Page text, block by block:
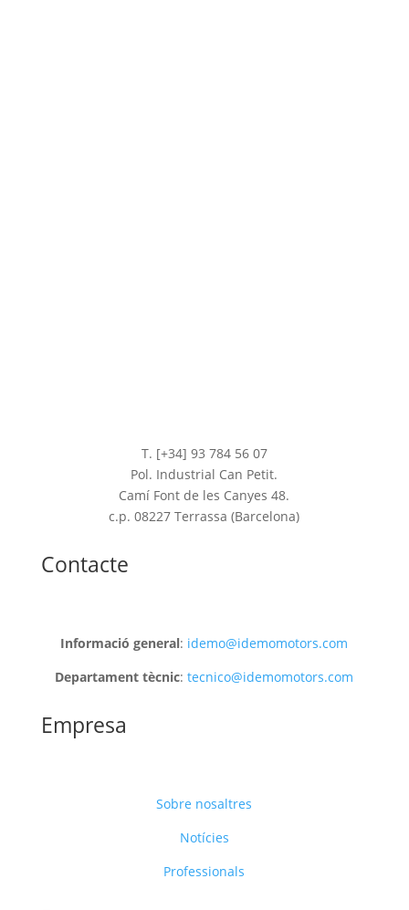
T. [+34] 93 784 56 07
Pol. Industrial Can Petit.
Camí Font de les Canyes 48.
c.p. 08227 Terrassa (Barcelona)
Contacte
Informació general: idemo@idemomotors.com
Departament tècnic:tecnico@idemomotors.com
Empresa
Sobre nosaltres
Notícies
Professionals